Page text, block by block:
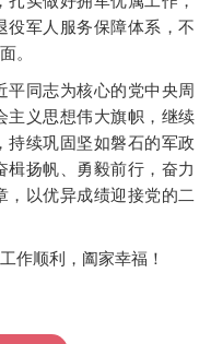
役军人服务保障体系，不
。
同志为核心的党中央周
主义思想伟大旗帜，继续
持续巩固坚如磐石的军政
扬帆、勇毅前行，奋力
以优异成绩迎接党的二
顺利，阖家幸福！